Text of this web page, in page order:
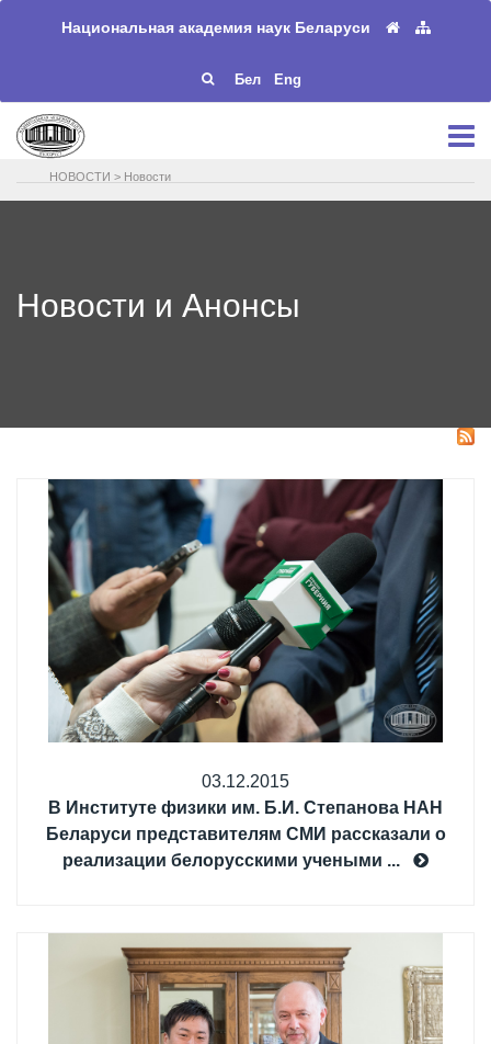
Национальная академия наук Беларуси
Бел Eng
НОВОСТИ > Новости
Новости и Анонсы
03.12.2015
В Институте физики им. Б.И. Степанова НАН
Беларуси представителям СМИ рассказали о
реализации белорусскими учеными ...